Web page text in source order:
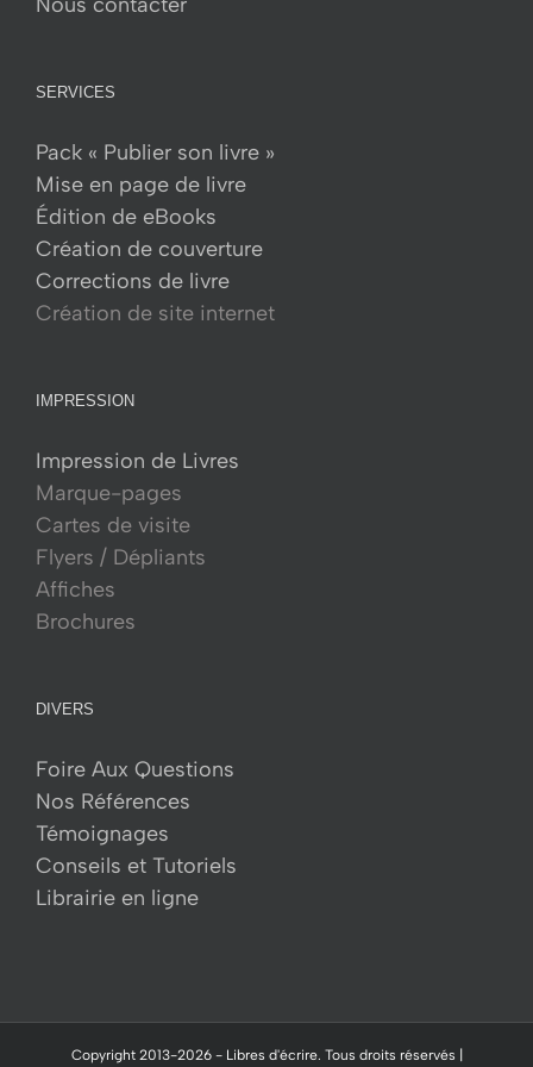
SERVICES
Pack « Publier son livre »
Mise en page de livre
Édition de eBooks
Création de couverture
Corrections de livre
Création de site internet
IMPRESSION
Impression de Livres
Marque-pages
Cartes de visite
Flyers / Dépliants
Affiches
Brochures
DIVERS
Foire Aux Questions
Nos Références
Témoignages
Conseils et Tutoriels
Librairie en ligne
Copyright 2013-2026 - Libres d'écrire. Tous droits réservés |